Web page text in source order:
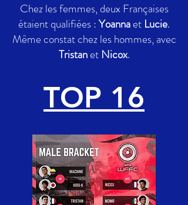
Chez les femmes, deux Françaises
étaient qualifiées :Yoannaet Lucie.
Même constat chez les hommes, avec
Tristanet Nicox.
TOP 16